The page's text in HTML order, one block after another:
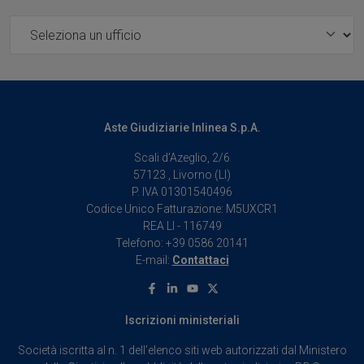
annunci, per fornire funzionalità dei social media e per
informazioni sul modo in cui utilizza il nostro sito con i
pubblicità e social media, i quali potrebbero combinarle
raccolto dal suo utilizzo dei loro servizi.
Aste Giudiziarie Inlinea S.p.A.
Scali d’Azeglio, 2/6
57123 , Livorno (LI)
P. IVA 01301540496
Codice Unico Fatturazione: M5UXCR1
REA LI - 116749
Telefono: +39 0586 20141
E-mail: Contattaci
Facebook
LinkedinYoutube
X
Iscrizioni ministeriali
Società iscritta al n. 1 dell’elenco siti web autorizzati dal Ministero